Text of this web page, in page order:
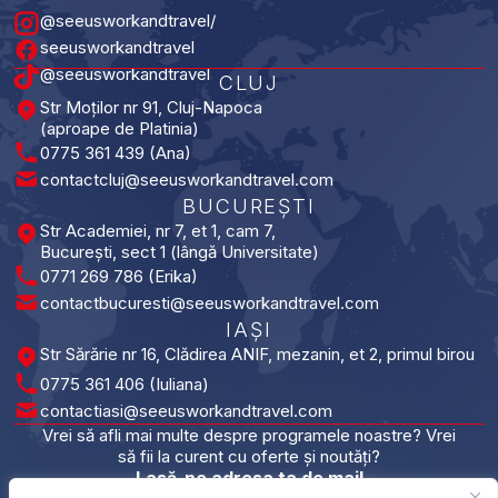
@seeusworkandtravel/
seeusworkandtravel
@seeusworkandtravel CLUJ
Str Moților nr 91, Cluj-Napoca
(aproape de Platinia)
0775 361 439 (Ana)
contactcluj@seeusworkandtravel.com
BUCUREȘTI​
Str Academiei, nr 7, et 1, cam 7,
București, sect 1 (lângă Universitate)
0771 269 786 (Erika)
contactbucuresti@seeusworkandtravel.com
IAȘI​
Str Sărărie nr 16, Clădirea ANIF, mezanin, et 2, primul birou
0775 361 406 (Iuliana)
contactiasi@seeusworkandtravel.com
Vrei să afli mai multe despre programele noastre? Vrei
să fii la curent cu oferte și noutăți?
Lasă-ne adresa ta de mail